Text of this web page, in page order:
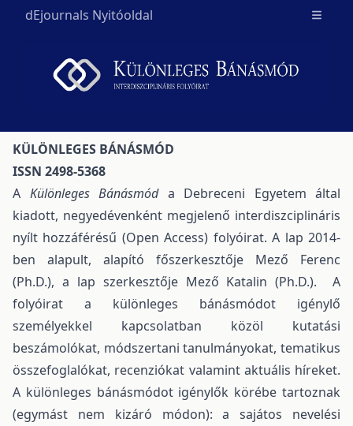
dEjournals Nyitóoldal Open
KÜLÖNLEGES BÁNÁSMÓD
ISSN 2498-5368
A Különleges Bánásmóda Debreceni Egyetem által
kiadott, negyedévenként megjelenő interdiszciplináris
nyílt hozzáférésű (Open Access) folyóirat. A lap 2014-
ben alapult, alapító főszerkesztője Mező Ferenc
(Ph.D.), a lap szerkesztője Mező Katalin (Ph.D.). A
folyóirat a különleges bánásmódot igénylő
személyekkel kapcsolatban közöl kutatási
beszámolókat, módszertani tanulmányokat, tematikus
összefoglalókat, recenziókat valamint aktuális híreket.
A különleges bánásmódot igénylők körébe tartoznak
(egymást nem kizáró módon): a sajátos nevelési